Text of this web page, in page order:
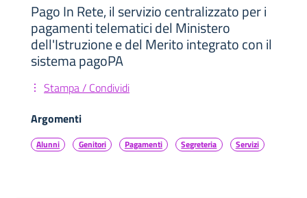
Pago In Rete, il servizio centralizzato per i
pagamenti telematici del Ministero
dell'Istruzione e del Merito integrato con il
sistema pagoPA
Stampa / Condividi
Argomenti
Alunni Genitori Pagamenti Segreteria Servizi